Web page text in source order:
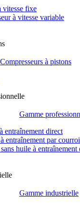
vitesse fixe
à vitesse variable
Compresseurs à pistons
Gamme
entraînement direct
entraînement par
huile à entraînement
Gamme industrielle